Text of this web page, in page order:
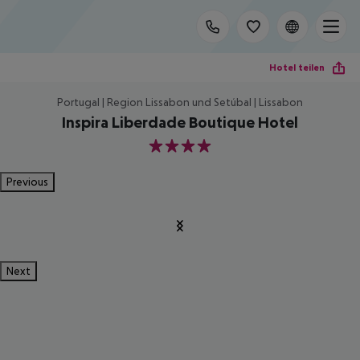
Hotel teilen
Portugal | Region Lissabon und Setúbal | Lissabon
Inspira Liberdade Boutique Hotel
4
Previous
Next